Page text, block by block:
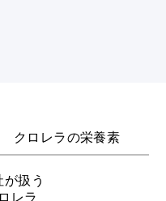
クロレラの栄養素
扱う
レラ